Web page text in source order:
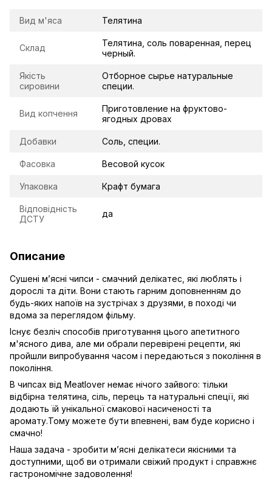
Вид м'яса Телятина
Склад
Телятина, соль поваренная, перец
черный.
Якість
сировини
Отборное сырье натуральные
специи.
Вид копчення
Приготовление на фруктово-
ягодных дровах
Добавки Соль, специи.
Фасовка Весовой кусок
Упаковка Крафт бумага
Відповідність
ДСТУ
да
Описание
Сушені м’ясні чипси - смачний делікатес, які люблять і
дорослі та діти. Вони стають гарним доповненням до
будь-яких напоїв на зустрічах з друзями, в поході чи
вдома за переглядом фільму.
Існує безліч способів приготування цього апетитного
м'ясного дива, але ми обрали перевірені рецепти, які
пройшли випробування часом і передаються з покоління в
покоління.
В чипсах від Meatlover немає нічого зайвого: тільки
відбірна телятина, сіль, перець та натуральні спеції, які
додають їй унікальної смакової насиченості та
аромату.Тому можете бути впевнені, вам буде корисно і
смачно!
Наша задача - зробити м’ясні делікатеси якісними та
доступними, щоб ви отримали свіжий продукт і справжнє
гастрономічне задоволення!